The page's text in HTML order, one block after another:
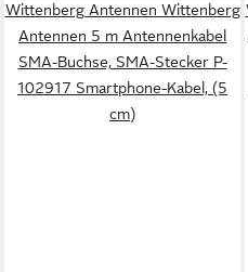
Wittenberg Antennen Wittenberg
Antennen 5 m Antennenkabel
SMA-Buchse, SMA-Stecker P-
102917 Smartphone-Kabel, (5
cm)